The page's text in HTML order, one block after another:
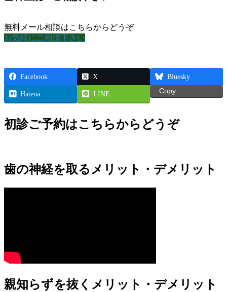
無料メール相談はこちらからどうぞ
お気軽にご相談下さい
Facebook X Bluesky
Hatena LINE Copy
初診ご予約はこちらからどうぞ
歯の神経を取るメリット・デメリット
親知らずを抜くメリット・デメリット